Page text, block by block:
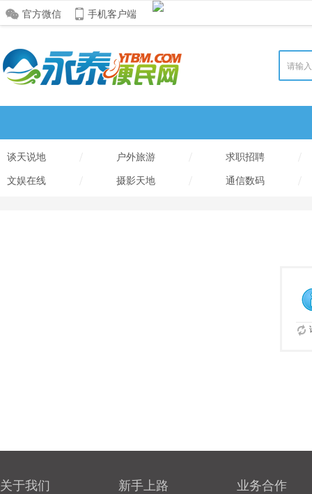
官方微信 手机客户端
谈天说地 户外旅游 求职招聘
文娱在线 摄影天地 通信数码
关于我们 新手上路 业务合作